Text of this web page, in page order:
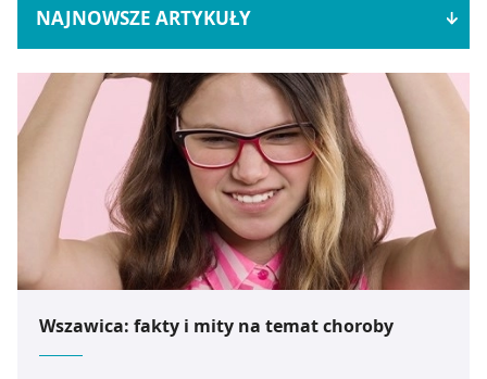
NAJNOWSZE ARTYKUŁY
Wszawica: fakty i mity na temat choroby